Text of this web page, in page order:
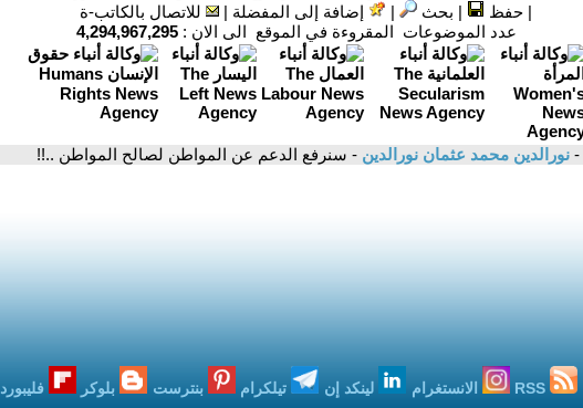
|حفظ | بحث | إضافة إلى المفضلة |
للاتصال بالكاتب-ة
عدد الموضوعات المقروءة في الموقع الى الان : 4,294,967,295
- نورالدين محمد عثمان نورالدين - سنرفع الدعم عن المواطن لصالح المواطن ..!!
الانستغرام لينكد إن تيلكرام بنترست بلوكر فليبورد